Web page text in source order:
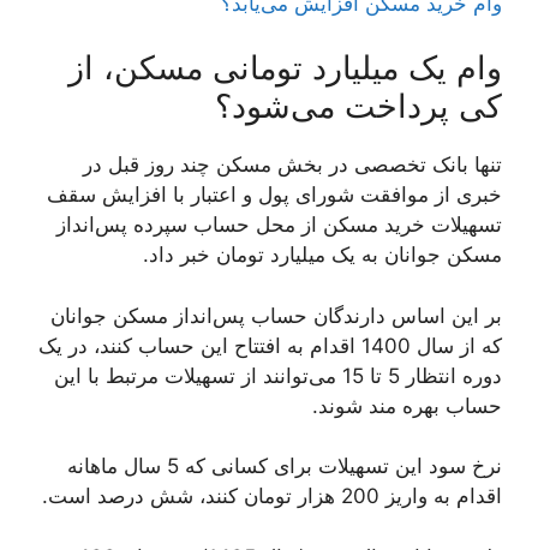
وام یک میلیارد تومانی مسکن، از
کی پرداخت می‌شود؟
تنها بانک تخصصی در بخش مسکن چند روز قبل در
خبری از موافقت شورای پول و اعتبار با افزایش سقف
تسهیلات خرید مسکن از محل حساب سپرده پس‌انداز
مسکن جوانان به یک میلیارد تومان خبر داد.
بر این اساس دارندگان حساب پس‌انداز مسکن جوانان
که از سال 1400 اقدام به افتتاح این حساب کنند، در یک
دوره انتظار 5 تا 15 می‌توانند از تسهیلات مرتبط با این
حساب بهره مند شوند.
نرخ سود این تسهیلات برای کسانی که 5 سال ماهانه
اقدام به واریز 200 هزار تومان کنند، شش درصد است.